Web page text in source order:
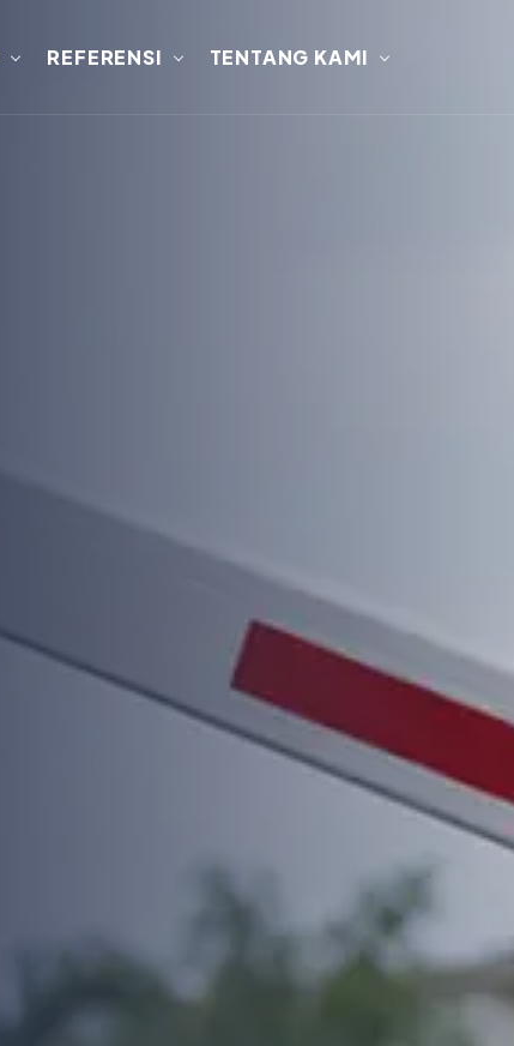
REFERENSI TENTANG KAMI